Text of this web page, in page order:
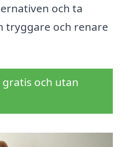
och ta
tryggare och renare
gratis och utan